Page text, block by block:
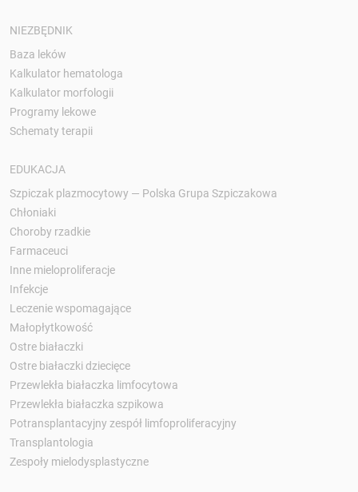
NIEZBĘDNIK
Baza leków
Kalkulator hematologa
Kalkulator morfologii
Programy lekowe
Schematy terapii
EDUKACJA
Szpiczak plazmocytowy — Polska Grupa Szpiczakowa
Chłoniaki
Choroby rzadkie
Farmaceuci
Inne mieloproliferacje
Infekcje
Leczenie wspomagające
Małopłytkowość
Ostre białaczki
Ostre białaczki dziecięce
Przewlekła białaczka limfocytowa
Przewlekła białaczka szpikowa
Potransplantacyjny zespół limfoproliferacyjny
Transplantologia
Zespoły mielodysplastyczne